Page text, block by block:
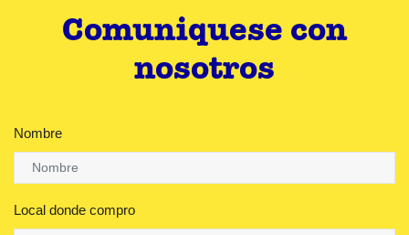
Comuniquese con
nosotros
Nombre
Local donde compro